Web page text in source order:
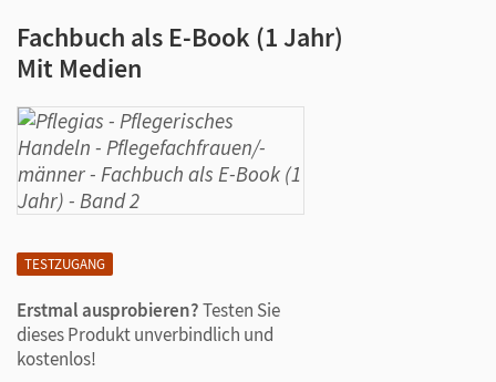
TESTZUGANG
Erstmal ausprobieren?Testen Sie
dieses Produkt unverbindlich und
kostenlos!
Fachbuch als E-Book (1 Jahr)
Mit Medien